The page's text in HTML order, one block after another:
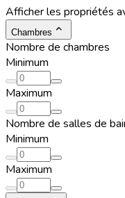
Afficher les propriétés
Chambres
Nombre de chambres
Minimum
Maximum
Nombre de salles de
Minimum
Maximum